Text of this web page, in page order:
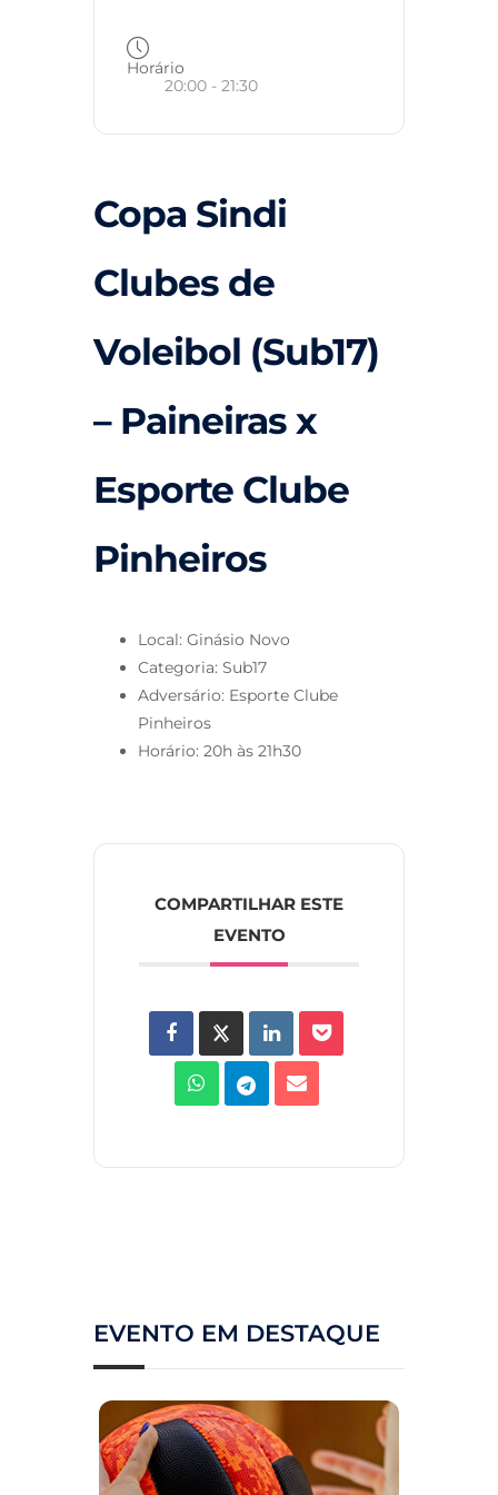
Horário
20:00 - 21:30
Copa Sindi
Clubes de
Voleibol (Sub17)
– Paineiras x
Esporte Clube
Pinheiros
Local: Ginásio Novo
Categoria: Sub17
Adversário: Esporte Clube
Pinheiros
Horário: 20h às 21h30
COMPARTILHAR ESTE
EVENTO
EVENTO EM DESTAQUE